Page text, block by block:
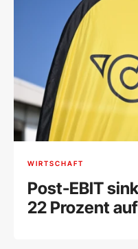
WIRTSCHAFT
Post-EBIT
22 Prozent